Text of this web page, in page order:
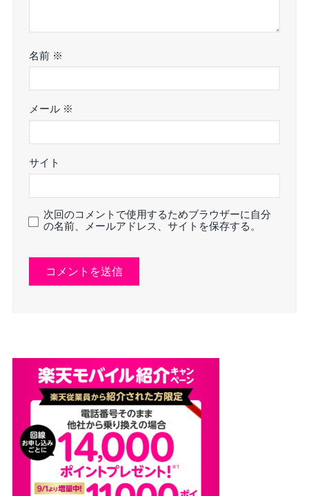
名前 ※
メール ※
サイト
次回のコメントで使用するためブラウザーに自分
の名前、メールアドレス、サイトを保存する。